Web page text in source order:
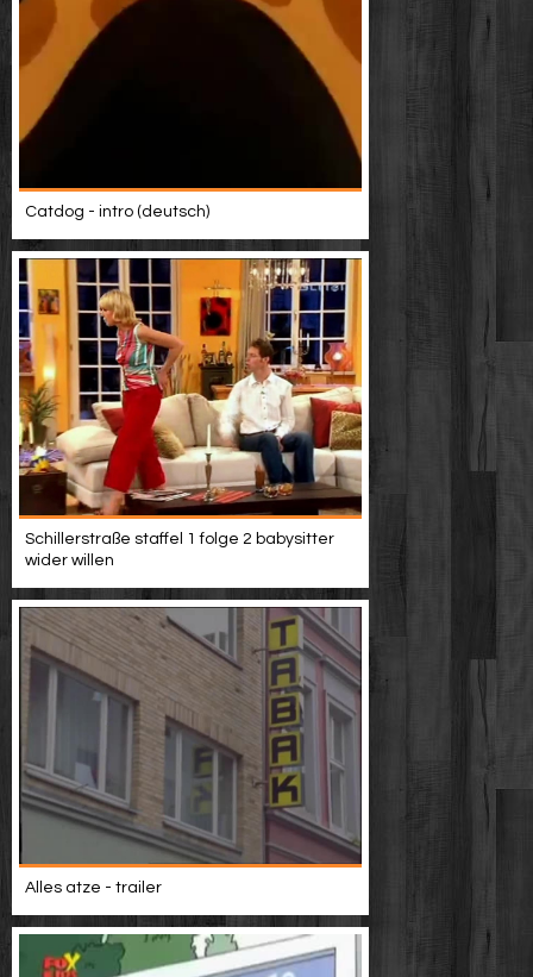
Catdog - intro (deutsch)
Schillerstraße staffel 1 folge 2 babysitter
wider willen
Alles atze - trailer